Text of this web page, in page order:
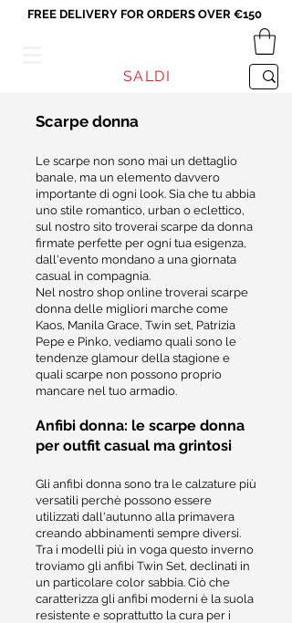
FREE DELIVERY FOR ORDERS OVER €150
SALDI
Scarpe donna
Le scarpe non sono mai un dettaglio
banale, ma un elemento davvero
importante di ogni look. Sia che tu abbia
uno stile romantico, urban o eclettico,
sul nostro sito troverai scarpe da donna
firmate perfette per ogni tua esigenza,
dall'evento mondano a una giornata
casual in compagnia.
Nel nostro shop online troverai scarpe
donna delle migliori marche come
Kaos, Manila Grace, Twin set, Patrizia
Pepe e Pinko, vediamo quali sono le
tendenze glamour della stagione e
quali scarpe non possono proprio
mancare nel tuo armadio.
Anfibi donna: le scarpe donna
per outfit casual ma grintosi
Gli anfibi donna sono tra le calzature più
versatili perchè possono essere
utilizzati dall'autunno alla primavera
creando abbinamenti sempre diversi.
Tra i modelli più in voga questo inverno
troviamo gli anfibi Twin Set, declinati in
un particolare color sabbia. Ciò che
caratterizza gli anfibi moderni è la suola
resistente e soprattutto la cura per i